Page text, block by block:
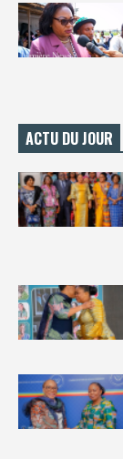
ACTU DU JOUR